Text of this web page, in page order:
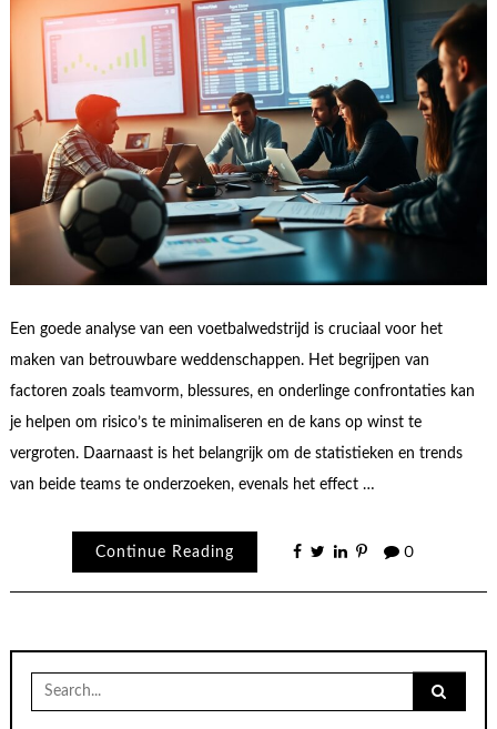
Een goede analyse van een voetbalwedstrijd is cruciaal voor het
maken van betrouwbare weddenschappen. Het begrijpen van
factoren zoals teamvorm, blessures, en onderlinge confrontaties kan
je helpen om risico’s te minimaliseren en de kans op winst te
vergroten. Daarnaast is het belangrijk om de statistieken en trends
van beide teams te onderzoeken, evenals het effect …
Continue Reading 0
for: